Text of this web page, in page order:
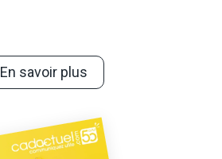
En savoir plus